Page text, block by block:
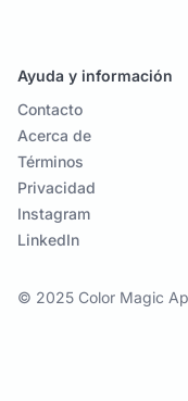
Ayuda y información
Contacto
Acerca de
Términos
Privacidad
Instagram
LinkedIn
© 2025 Color Magic